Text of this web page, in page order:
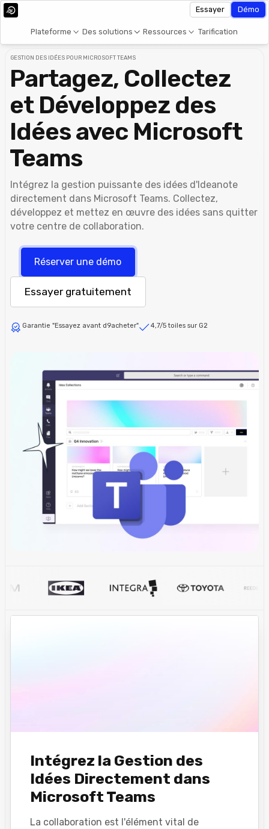
Plateforme Des solutions Ressources Tarification
Essayer Démo
GESTION DES IDÉES POUR MICROSOFT TEAMS
Partagez, Collectez
et Développez des
Idées avec Microsoft
Teams
Intégrez la gestion puissante des idées d'Ideanote
directement dans Microsoft Teams. Collectez,
développez et mettez en œuvre des idées sans quitter
votre centre de collaboration.
Réserver une démo
Essayer gratuitement
Garantie "Essayez avant d9acheter" 4,7/5 toiles sur G2
Intégrez la Gestion des
Idées Directement dans
Microsoft Teams
La collaboration est l'élément vital de